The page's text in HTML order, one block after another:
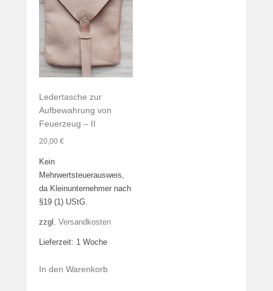
Ledertasche zur
Aufbewahrung von
Feuerzeug – II
20,00 €
Kein
Mehrwertsteuerausweis,
da Kleinunternehmer nach
§19 (1) UStG.
zzgl. Versandkosten
Lieferzeit: 1 Woche
In den Warenkorb